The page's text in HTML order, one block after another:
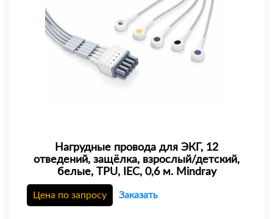
Нагрудные провода для ЭКГ, 12
отведений, защёлка, взрослый/детский,
белые, TPU, IEC, 0,6 м. Mindray
Цена по запросу Заказать